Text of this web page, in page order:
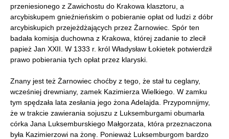
przeniesionego z Zawichostu do Krakowa klasztoru, a
arcybiskupem gnieźnieńskim o pobieranie opłat od ludzi z dóbr
arcybiskupich przejeżdżających przez Żarnowiec. Spór ten
badała komisja duchowna z Krakowa, której zadanie to zlecił
papież Jan XXII. W 1333 r. król Władysław Łokietek potwierdził
prawo pobierania tych opłat przez klaryski.
Znany jest też Żarnowiec choćby z tego, że stał tu ceglany,
wcześniej drewniany, zamek Kazimierza Wielkiego. W zamku
tym spędzała lata zesłania jego żona Adelajda. Przypomnijmy,
że w trakcie zawierania sojuszu z Luksemburgami obumarła
córka Jana Luksemburskiego Małgorzata, która przeznaczona
była Kazimierzowi na żonę. Ponieważ Luksemburgom bardzo